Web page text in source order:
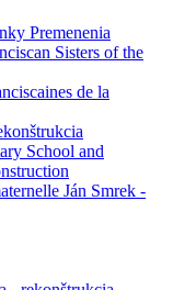
Premenenia
Sisters of the
de la
School and
Ján Smrek -